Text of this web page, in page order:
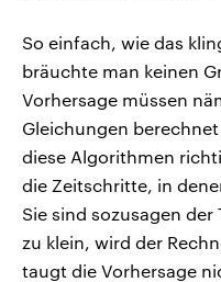
So einfach, wie das
bräuchte man keinen
Vorhersage müssen
Gleichungen
diese Algorithmen
die Zeitschritte, in
Sie sind sozusagen der
zu klein, wird der
taugt die Vorhersage